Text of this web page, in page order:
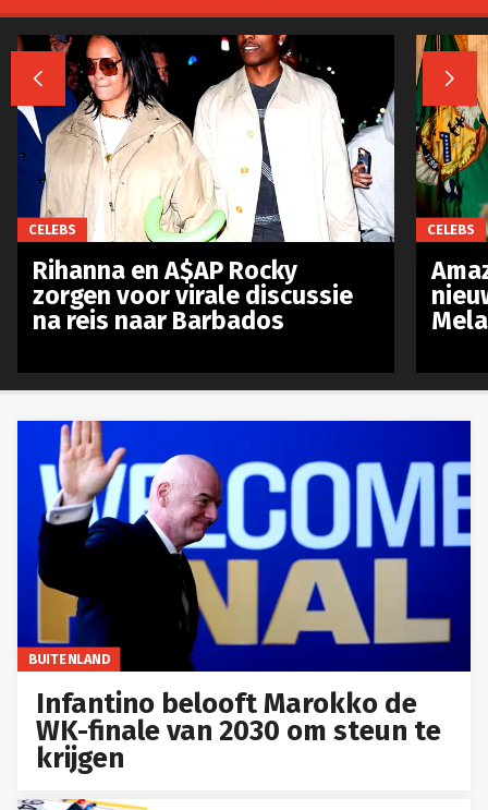
BUITENLAND
Infantino belooft Marokko de
WK-finale van 2030 om steun te
krijgen
 
CELEBS
Rihanna en A$AP Rocky
zorgen voor virale discussie
na reis naar Barbados
CELEBS